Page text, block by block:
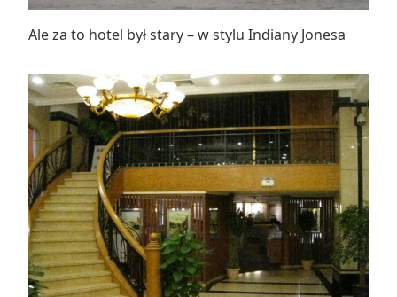
Ale za to hotel był stary – w stylu Indiany Jonesa